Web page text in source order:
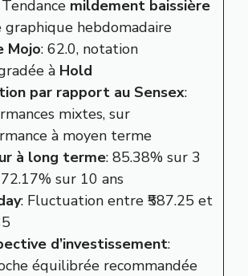
mildement baissière
graphique hebdomadaire
Mojo: 62.0, notation
à Hold
par rapport au Sensex:
mixtes, sur
à moyen terme
à long terme: 85.38% sur 3
sur 10 ans
: Fluctuation entre ₹587.25 et
d’investissement:
équilibrée recommandée